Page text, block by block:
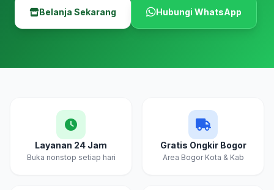
Belanja Sekarang Hubungi WhatsApp
Layanan 24 Jam
Buka nonstop setiap hari
Gratis Ongkir Bogor
Area Bogor Kota & Kab